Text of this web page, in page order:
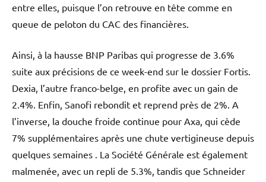
entre elles, puisque l’on retrouve en tête comme en
queue de peloton du CAC des financières.
Ainsi, à la hausse BNP Paribas qui progresse de 3.6%
suite aux précisions de ce week-end sur le dossier Fortis.
Dexia, l’autre franco-belge, en profite avec un gain de
2.4%. Enfin, Sanofi rebondit et reprend près de 2%. A
l’inverse, la douche froide continue pour Axa, qui cède
7% supplémentaires après une chute vertigineuse depuis
quelques semaines . La Société Générale est également
malmenée, avec un repli de 5.3%, tandis que Schneider